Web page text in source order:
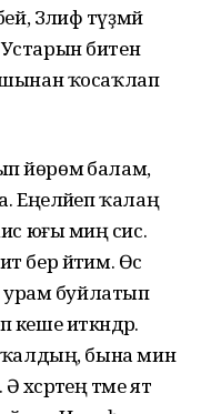
Зәлифә түҙмәй
битенә
ҡосаҡлап
йөрөмә балам,
Еңеләйеп ҡалаң
юғы миңә сис.
бер йәтим. Өс
урам буйлатып
иткәндәр.
ҡалдың, бына мин
хәсрәтең тәме ят